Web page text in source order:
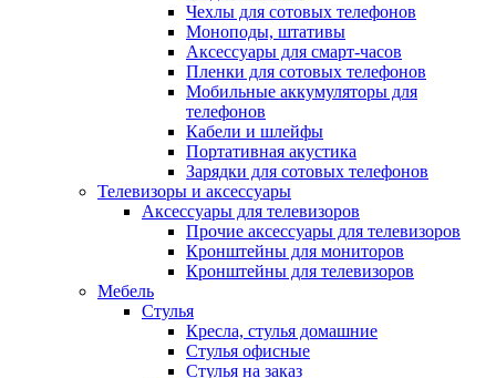
Чехлы для сотовых телефонов
Моноподы, штативы
Аксессуары для смарт-часов
Пленки для сотовых телефонов
Мобильные аккумуляторы для
телефонов
Кабели и шлейфы
Портативная акустика
Зарядки для сотовых телефонов
Телевизоры и аксессуары
Аксессуары для телевизоров
Прочие аксессуары для телевизоров
Кронштейны для мониторов
Кронштейны для телевизоров
Мебель
Стулья
Кресла, стулья домашние
Стулья офисные
Стулья на заказ